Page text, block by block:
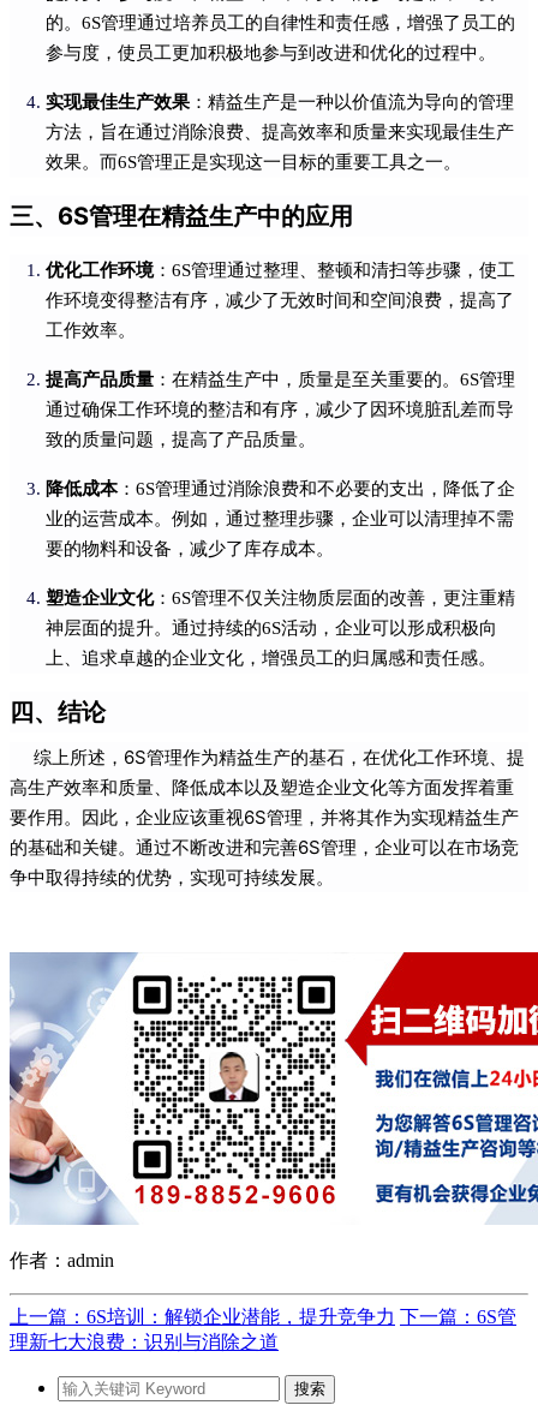
的。6S管理通过培养员工的自律性和责任感，增强了员工的
参与度，使员工更加积极地参与到改进和优化的过程中。
实现最佳生产效果 ：精益生产是一种以价值流为导向的管理
方法，旨在通过消除浪费、提高效率和质量来实现最佳生产
效果。而6S管理正是实现这一目标的重要工具之一。
三、6S管理在精益生产中的应用
优化工作环境：6S管理通过整理、整顿和清扫等步骤，使工
作环境变得整洁有序，减少了无效时间和空间浪费，提高了
工作效率。
提高产品质量 ：在精益生产中，质量是至关重要的。6S管理
通过确保工作环境的整洁和有序，减少了因环境脏乱差而导
致的质量问题，提高了产品质量。
降低成本：6S管理通过消除浪费和不必要的支出，降低了企
业的运营成本。例如，通过整理步骤，企业可以清理掉不需
要的物料和设备，减少了库存成本。
塑造企业文化：6S管理不仅关注物质层面的改善，更注重精
神层面的提升。通过持续的6S活动，企业可以形成积极向
上、追求卓越的企业文化，增强员工的归属感和责任感。
四、结论
综上所述，6S管理作为精益生产的基石，在优化工作环境、提
高生产效率和质量、降低成本以及塑造企业文化等方面发挥着重
要作用。因此，企业应该重视6S管理，并将其作为实现精益生产
的基础和关键。通过不断改进和完善6S管理，企业可以在市场竞
争中取得持续的优势，实现可持续发展。
作者：admin
上一篇：6S培训：解锁企业潜能，提升竞争力 下一篇：6S管
理新七大浪费：识别与消除之道